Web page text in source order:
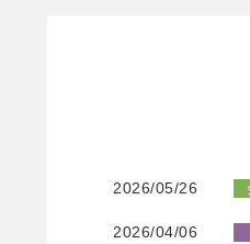
2026/05/26
2026/04/06